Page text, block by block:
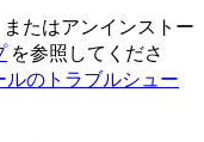
たはアンインストー
を参照してくださ
ルのトラブルシュー